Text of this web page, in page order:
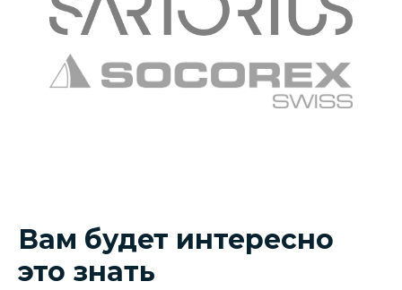
Вам будет интересно
это знать